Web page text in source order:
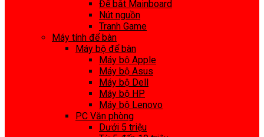
Đế bắt Mainboard
Nút nguồn
Tranh Game
Máy tính để bàn
Máy bộ để bàn
Máy bộ Apple
Máy bộ Asus
Máy bộ Dell
Máy bộ HP
Máy bộ Lenovo
PC Văn phòng
Dưới 5 triệu